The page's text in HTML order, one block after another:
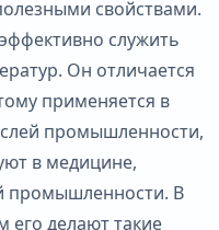
свойствами.
служить
Он отличается
применяется в
промышленности,
в медицине,
промышленности. В
его делают такие